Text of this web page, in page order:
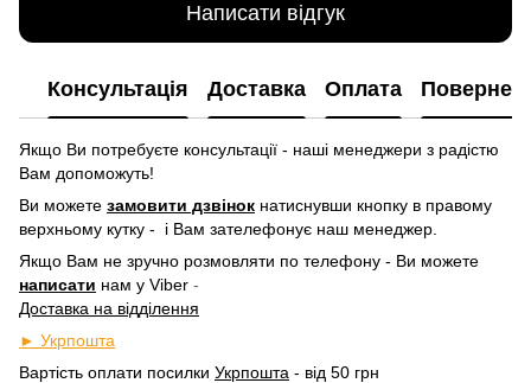
Написати відгук
Консультація Доставка Оплата
Якщо Ви потребуєте консультації - наші менеджери з радістю
Вам допоможуть!
Ви можете замовити дзвінок натиснувши кнопку в правому
верхньому кутку -
і Вам зателефонує наш менеджер.
Якщо Вам не зручно розмовляти по телефону - Ви можете
написати нам у Viber -
Доставка на відділення
► Укрпошта
Вартість оплати посилки Укрпошта - від 50 грн